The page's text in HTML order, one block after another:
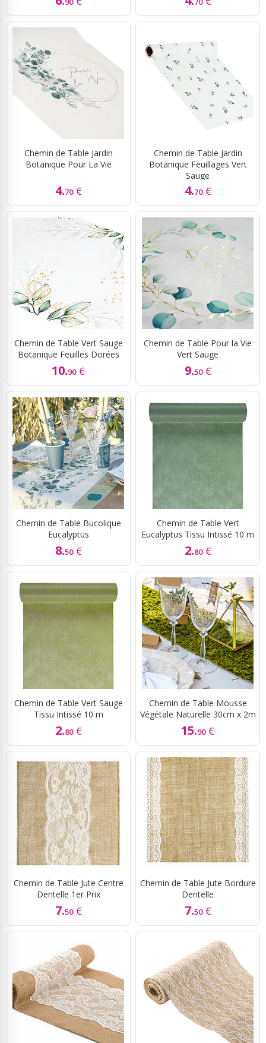
Chemin de Table Jardin
Botanique Pour La Vie
4.70 €
Chemin de Table Jardin
Botanique Feuillages Vert
Sauge
4.70 €
Chemin de Table Vert Sauge
Botanique Feuilles Dorées
10.90 €
Chemin de Table Pour la Vie
Vert Sauge
9.50 €
Chemin de Table Bucolique
Eucalyptus
8.50 €
Chemin de Table Vert
Eucalyptus Tissu Intissé 10 m
2.80 €
Chemin de Table Vert Sauge
Tissu Intissé 10 m
2.80 €
Chemin de Table Mousse
Végétale Naturelle 30cm x 2m
15.90 €
Chemin de Table Jute Centre
Dentelle 1er Prix
7.50 €
Chemin de Table Jute Bordure
Dentelle
7.50 €